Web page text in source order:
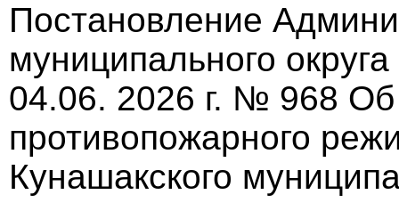
Постановление
муниципального
04.06. 2026 г. № 968 Об
противопожарного
Кунашакского